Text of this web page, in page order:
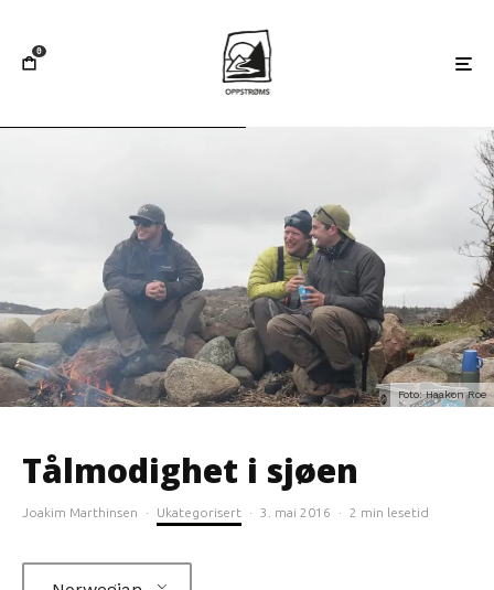
0
Foto: Haakon Roe
Tålmodighet i sjøen
Joakim Marthinsen · Ukategorisert · 3. mai 2016 · 2 min lesetid